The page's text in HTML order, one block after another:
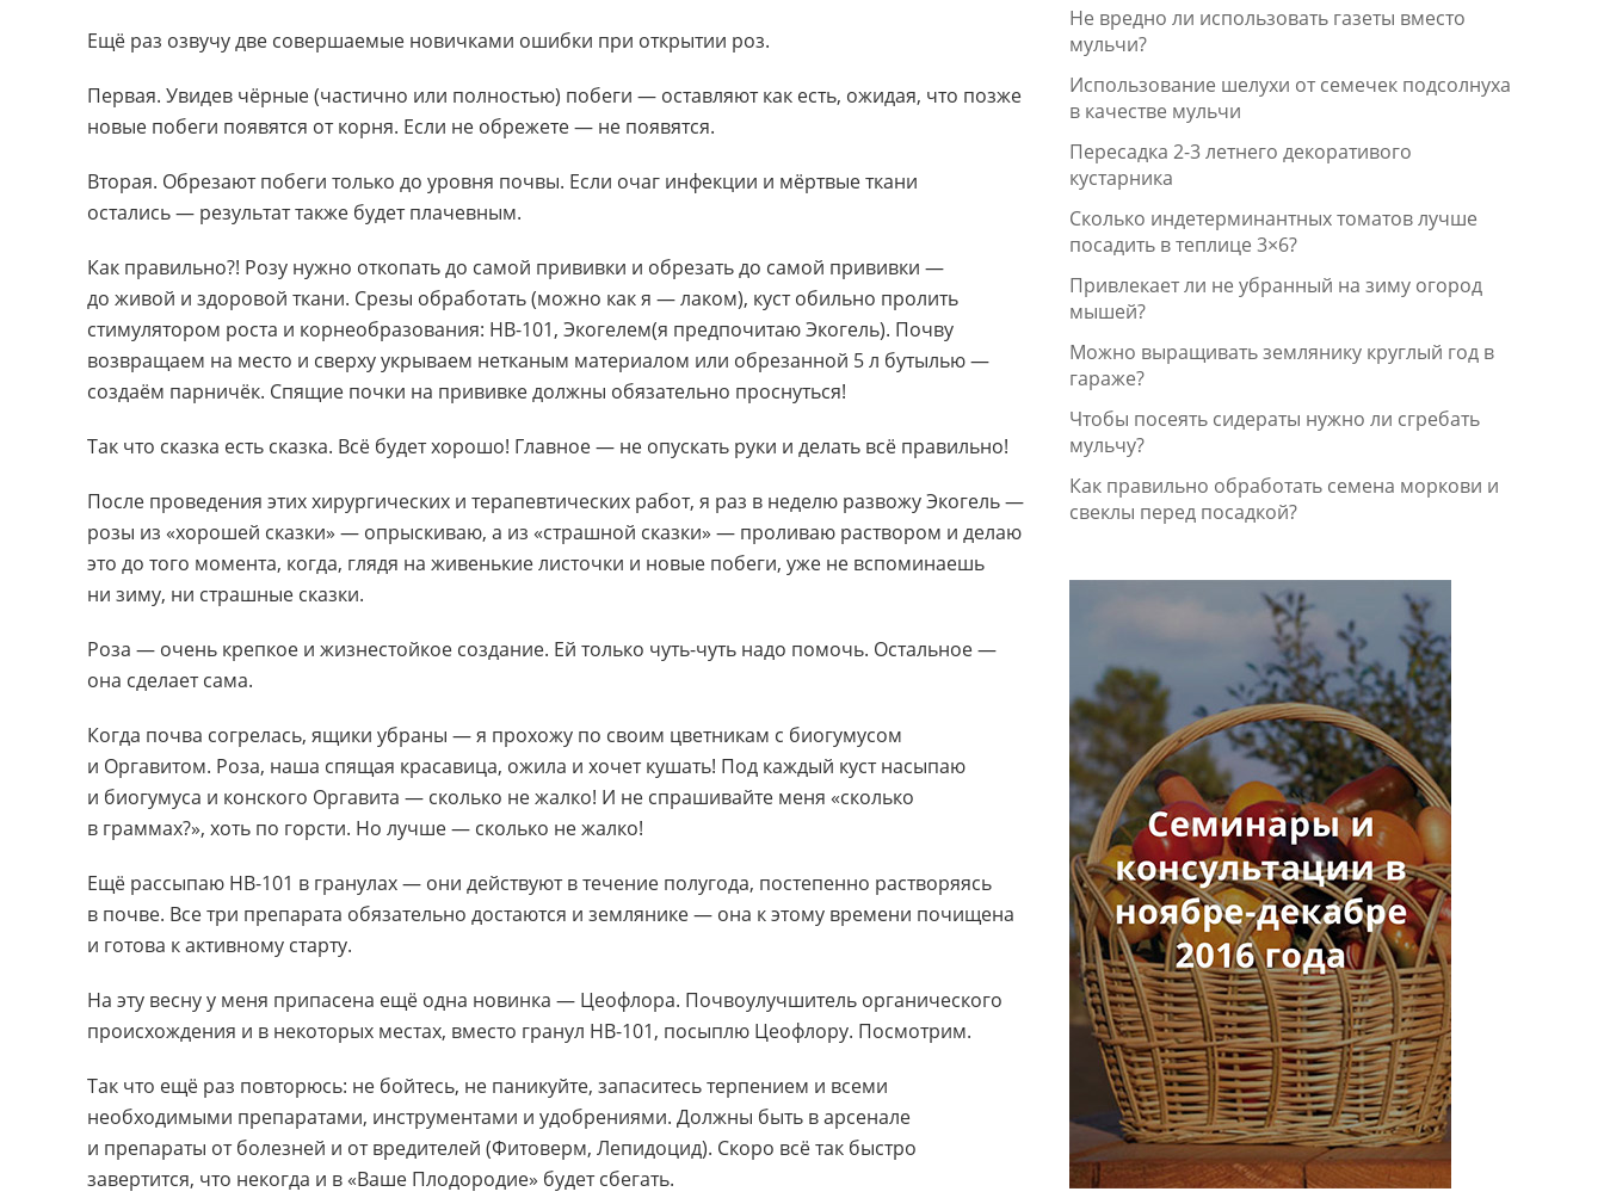
Ещё раз озвучу две совершаемые новичками ошибки при открытии роз.
Первая. Увидев чёрные (частично или полностью) побеги — оставляют как есть, ожидая, что позже
новые побеги появятся от корня. Если не обрежете — не появятся.
Вторая. Обрезают побеги только до уровня почвы. Если очаг инфекции и мёртвые ткани
остались — результат также будет плачевным.
Как правильно?! Розу нужно откопать до самой прививки и обрезать до самой прививки —
до живой и здоровой ткани. Срезы обработать (можно как я — лаком), куст обильно пролить
стимулятором роста и корнеобразования: НВ-101, Экогелем(я предпочитаю Экогель). Почву
возвращаем на место и сверху укрываем нетканым материалом или обрезанной 5 л бутылью —
создаём парничёк. Спящие почки на прививке должны обязательно проснуться!
Так что сказка есть сказка. Всё будет хорошо! Главное — не опускать руки и делать всё правильно!
После проведения этих хирургических и терапевтических работ, я раз в неделю развожу Экогель —
розы из «хорошей сказки» — опрыскиваю, а из «страшной сказки» — проливаю раствором и делаю
это до того момента, когда, глядя на живенькие листочки и новые побеги, уже не вспоминаешь
ни зиму, ни страшные сказки.
Роза — очень крепкое и жизнестойкое создание. Ей только чуть-чуть надо помочь. Остальное —
она сделает сама.
Когда почва согрелась, ящики убраны — я прохожу по своим цветникам с биогумусом
и Оргавитом. Роза, наша спящая красавица, ожила и хочет кушать! Под каждый куст насыпаю
и биогумуса и конского Оргавита — сколько не жалко! И не спрашивайте меня «сколько
в граммах?», хоть по горсти. Но лучше — сколько не жалко!
Ещё рассыпаю НВ-101 в гранулах — они действуют в течение полугода, постепенно растворяясь
в почве. Все три препарата обязательно достаются и землянике — она к этому времени почищена
и готова к активному старту.
На эту весну у меня припасена ещё одна новинка — Цеофлора. Почвоулучшитель органического
происхождения и в некоторых местах, вместо гранул НВ-101, посыплю Цеофлору. Посмотрим.
Так что ещё раз повторюсь: не бойтесь, не паникуйте, запаситесь терпением и всеми
необходимыми препаратами, инструментами и удобрениями. Должны быть в арсенале
и препараты от болезней и от вредителей (Фитоверм, Лепидоцид). Скоро всё так быстро
завертится, что некогда и в «Ваше Плодородие» будет сбегать.
Не вредно ли использовать газеты вместо
мульчи?
Использование шелухи от семечек подсолнуха
в качестве мульчи
Пересадка 2-3 летнего декоративого
кустарника
Сколько индетерминантных томатов лучше
посадить в теплице 3×6?
Привлекает ли не убранный на зиму огород
мышей?
Можно выращивать землянику круглый год в
гараже?
Чтобы посеять сидераты нужно ли сгребать
мульчу?
Как правильно обработать семена моркови и
свеклы перед посадкой?